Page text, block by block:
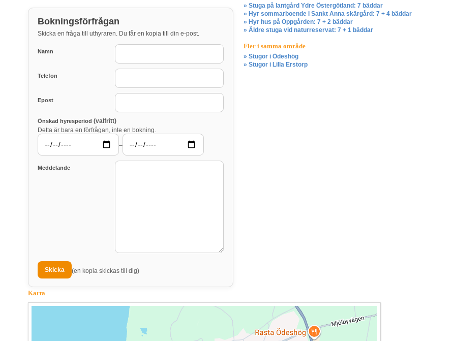
Bokningsförfrågan
Skicka en fråga till uthyraren. Du får en kopia till din e-post.
Namn
Telefon
Epost
Önskad hyresperiod (valfritt)
Detta är bara en förfrågan, inte en bokning.
–
Meddelande
(en kopia skickas till dig)
» Stuga på lantgård Ydre Östergötland: 7 bäddar
» Hyr sommarboende i Sankt Anna skärgård: 7 + 4 bäddar
» Hyr hus på Oppgården: 7 + 2 bäddar
» Äldre stuga vid naturreservat: 7 + 1 bäddar
Fler i samma område
» Stugor i Ödeshög
» Stugor i Lilla Erstorp
Karta